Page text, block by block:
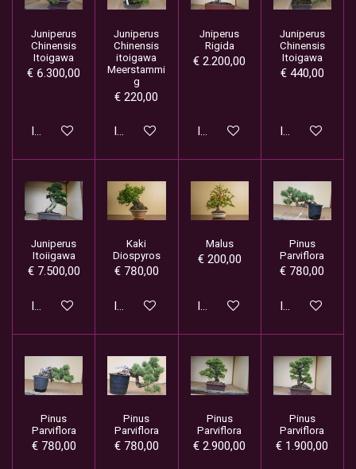
Juniperus
Chinensis
Itoigawa
€ 6.300,00
In winkelwagen
Juniperus
Chinensis
itoigawa
Meerstammi
g
€ 220,00
In winkelwagen
Jniperus
Rigida
€ 2.200,00
In winkelwagen
Juniperus
Chinensis
Itoigawa
€ 440,00
In
Juniperus
Itoiigawa
€ 7.500,00
In winkelwagen
Kaki
Diospyros
€ 780,00
In winkelwagen
Malus
€ 200,00
In winkelwagen
Pinus
Parviflora
€ 780,00
In
Pinus
Parviflora
€ 780,00
Pinus
Parviflora
€ 780,00
Pinus
Parviflora
€ 2.900,00
Pinus
Parviflora
€ 1.900,00